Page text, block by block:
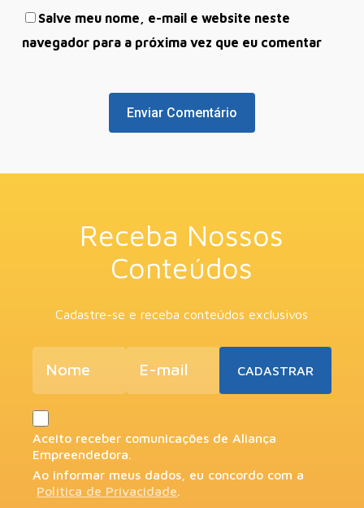
Salve meu nome, e-mail e website neste
navegador para a próxima vez que eu comentar
Receba Nossos
Conteúdos
Cadastre-se e receba conteúdos exclusivos
Aceito receber comunicações de Aliança
Empreendedora.
Ao informar meus dados, eu concordo com a
Política de Privacidade.